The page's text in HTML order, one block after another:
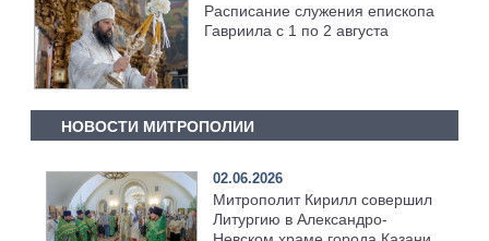
Расписание служения епископа
Гавриила с 1 по 2 августа
НОВОСТИ МИТРОПОЛИИ
02.06.2026
Митрополит Кирилл совершил
Литургию в Александро-